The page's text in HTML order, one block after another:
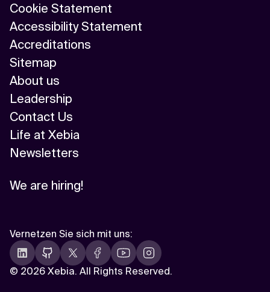
Cookie Statement
Accessibility Statement
Accreditations
Sitemap
About us
Leadership
Contact Us
Life at Xebia
Newsletters
We are hiring!
© 2026 Xebia. All Rights Reserved.
Vernetzen Sie sich mit uns: